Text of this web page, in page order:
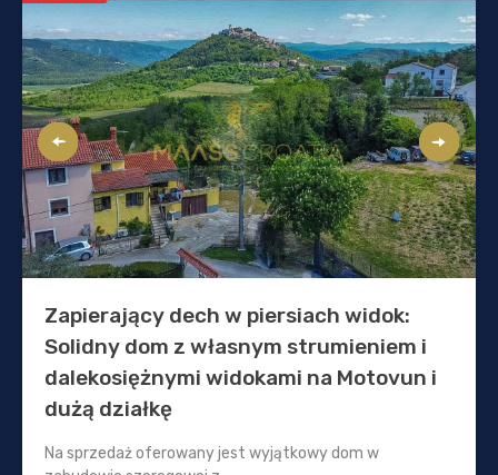
Zapierający dech w piersiach widok:
Solidny dom z własnym strumieniem i
dalekosiężnymi widokami na Motovun i
dużą działkę
Na sprzedaż oferowany jest wyjątkowy dom w